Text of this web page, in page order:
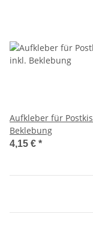
Aufkleber für
Beklebung
4,15 € *